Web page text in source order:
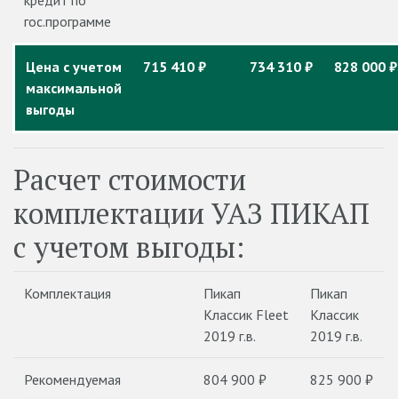
гос.программе
Цена с учетом
максимальной
выгоды
715 410 ₽ 734 310 ₽ 828 000 ₽
Расчет стоимости
комплектации УАЗ ПИКАП
с учетом выгоды:
Комплектация
Пикап
Классик Fleet
2019 г.в.
Пикап
Классик
2019 г.в.
Рекомендуемая
804 900 ₽ 825 900 ₽